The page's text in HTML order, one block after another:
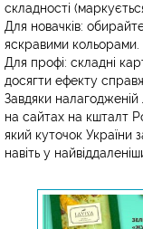
складності
Для новачків:
яскравими кольорами.
Для профі: складні
досягти ефекту
Завдяки
на сайтах на кшталт
який куточок України
навіть у